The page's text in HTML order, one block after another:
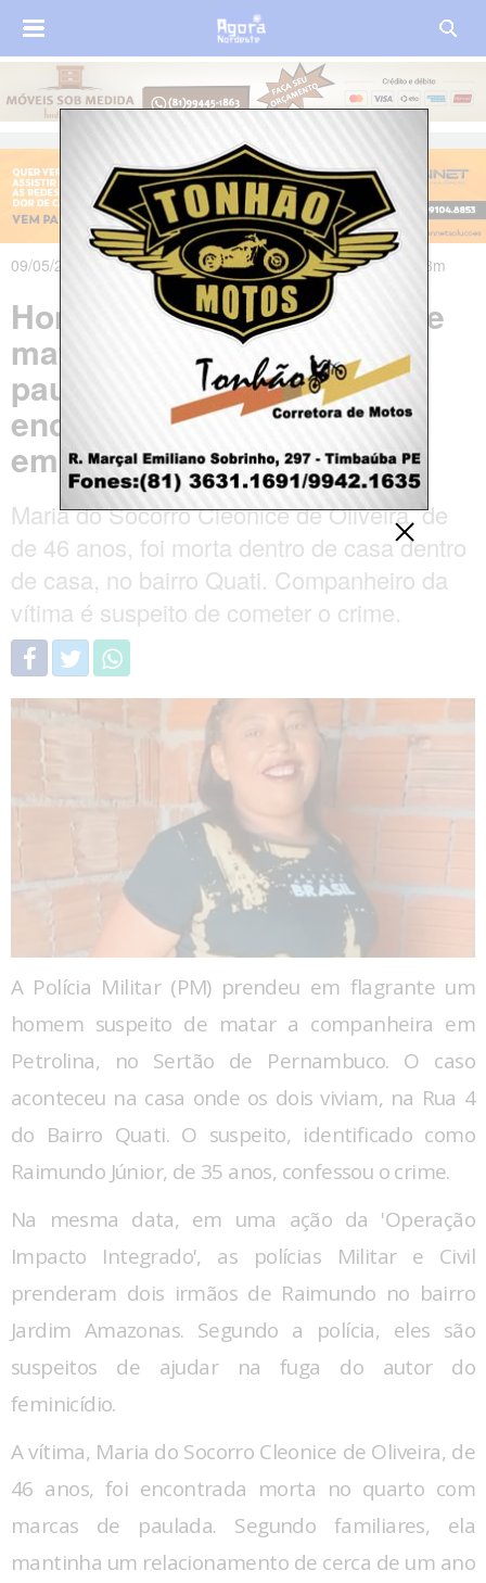
09/05/2026 às 16h23m - Atualizado em 11/05/2026 às 22h13m
Homem é preso suspeito de
matar companheira a
pauladas; corpo foi
encontrado dentro de casa
em Petrolina
Maria do Socorro Cleonice de Oliveira, de
de 46 anos, foi morta dentro de casa dentro
de casa, no bairro Quati. Companheiro da
vítima é suspeito de cometer o crime.
A Polícia Militar (PM) prendeu em flagrante um
homem suspeito de matar a companheira em
Petrolina, no Sertão de Pernambuco. O caso
aconteceu na casa onde os dois viviam, na Rua 4
do Bairro Quati. O suspeito, identificado como
Raimundo Júnior, de 35 anos, confessou o crime.
Na mesma data, em uma ação da 'Operação
Impacto Integrado', as polícias Militar e Civil
prenderam dois irmãos de Raimundo no bairro
Jardim Amazonas. Segundo a polícia, eles são
suspeitos de ajudar na fuga do autor do
feminicídio.
A vítima, Maria do Socorro Cleonice de Oliveira, de
46 anos, foi encontrada morta no quarto com
marcas de paulada. Segundo familiares, ela
mantinha um relacionamento de cerca de um ano